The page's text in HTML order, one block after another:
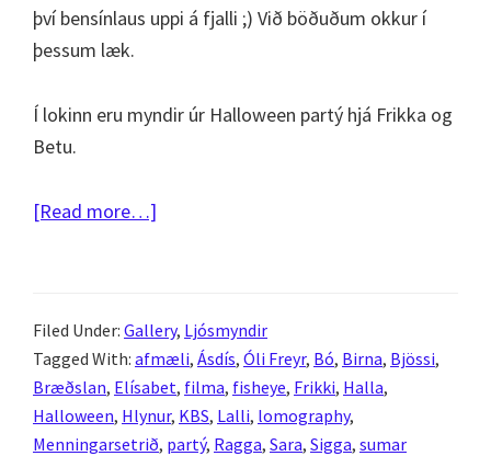
því bensínlaus uppi á fjalli ;) Við böðuðum okkur í
þessum læk.
Í lokinn eru myndir úr Halloween partý hjá Frikka og
Betu.
[Read more…]
–
Miðsumarspartý
í
Menningarsetrinu
Filed Under: Gallery, Ljósmyndir
Tagged With: afmæli, Ásdís, Óli Freyr, Bó, Birna, Bjössi,
Bræðslan, Elísabet, filma, fisheye, Frikki, Halla,
Halloween, Hlynur, KBS, Lalli, lomography,
Menningarsetrið, partý, Ragga, Sara, Sigga, sumar